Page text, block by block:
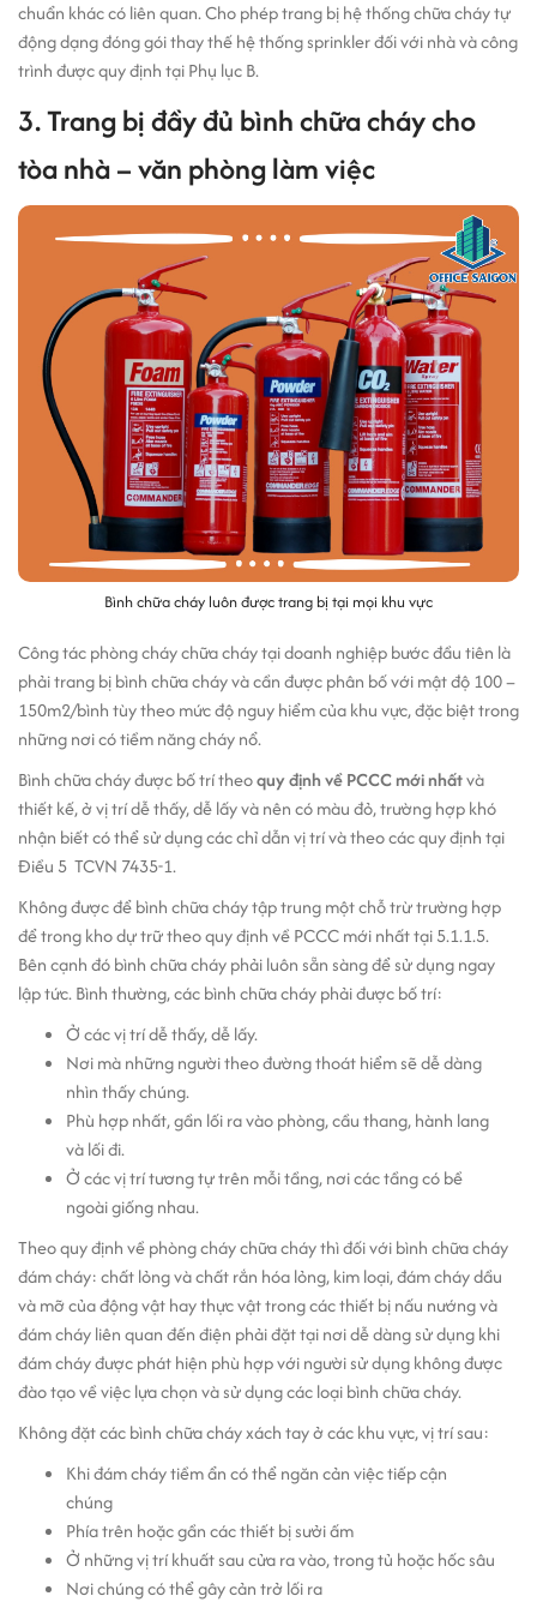
chuẩn khác có liên quan. Cho phép trang bị hệ thống chữa cháy tự
động dạng đóng gói thay thế hệ thống sprinkler đối với nhà và công
trình được quy định tại Phụ lục B.
3. Trang bị đầy đủ bình chữa cháy cho
tòa nhà – văn phòng làm việc
Bình chữa cháy luôn được trang bị tại mọi khu vực
Công tác phòng cháy chữa cháy tại doanh nghiệp bước đầu tiên là
phải trang bị bình chữa cháy và cần được phân bố với mật độ 100 –
150m2/bình tùy theo mức độ nguy hiểm của khu vực, đặc biệt trong
những nơi có tiềm năng cháy nổ.
Bình chữa cháy được bố trí theoquy định về PCCC mới nhấtvà
thiết kế, ở vị trí dễ thấy, dễ lấy và nên có màu đỏ, trường hợp khó
nhận biết có thể sử dụng các chỉ dẫn vị trí và theo các quy định tại
Điều 5 TCVN 7435-1.
Không được để bình chữa cháy tập trung một chỗ trừ trường hợp
để trong kho dự trữ theo quy định về PCCC mới nhất tại 5.1.1.5.
Bên cạnh đó bình chữa cháy phải luôn sẵn sàng để sử dụng ngay
lập tức. Bình thường, các bình chữa cháy phải được bố trí:
Ở các vị trí dễ thấy, dễ lấy.
Nơi mà những người theo đường thoát hiểm sẽ dễ dàng
nhìn thấy chúng.
Phù hợp nhất, gần lối ra vào phòng, cầu thang, hành lang
và lối đi.
Ở các vị trí tương tự trên mỗi tầng, nơi các tầng có bề
ngoài giống nhau.
Theo quy định về phòng cháy chữa cháy thì đối với bình chữa cháy
đám cháy: chất lỏng và chất rắn hóa lỏng, kim loại, đám cháy dầu
và mỡ của động vật hay thực vật trong các thiết bị nấu nướng và
đám cháy liên quan đến điện phải đặt tại nơi dễ dàng sử dụng khi
đám cháy được phát hiện phù hợp với người sử dụng không được
đào tạo về việc lựa chọn và sử dụng các loại bình chữa cháy.
Không đặt các bình chữa cháy xách tay ở các khu vực, vị trí sau:
Khi đám cháy tiềm ẩn có thể ngăn cản việc tiếp cận
chúng
Phía trên hoặc gần các thiết bị sưởi ấm
Ở những vị trí khuất sau cửa ra vào, trong tủ hoặc hốc sâu
Nơi chúng có thể gây cản trở lối ra